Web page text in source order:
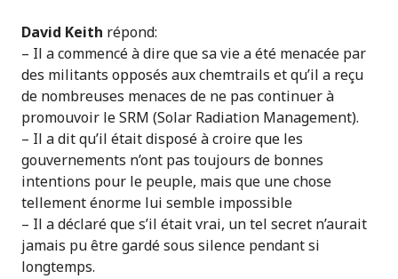
David Keith répond:
– Il a commencé à dire que sa vie a été menacée par
des militants opposés aux chemtrails et qu’il a reçu
de nombreuses menaces de ne pas continuer à
promouvoir le SRM (Solar Radiation Management).
– Il a dit qu’il était disposé à croire que les
gouvernements n’ont pas toujours de bonnes
intentions pour le peuple, mais que une chose
tellement énorme lui semble impossible
– Il a déclaré que s’il était vrai, un tel secret n’aurait
jamais pu être gardé sous silence pendant si
longtemps.